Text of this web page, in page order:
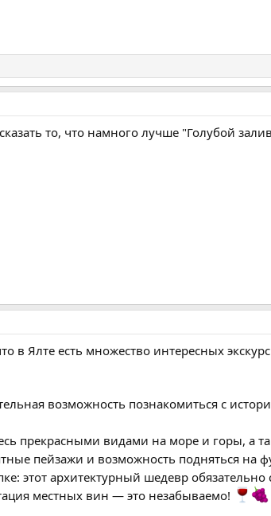
то, что намного лучше "Голубой
в Ялте есть множество интересных
возможность познакомиться с
прекрасными видами на море и горы, а
пейзажи и возможность подняться на
этот архитектурный шедевр обязательно
местных вин — это незабываемо!